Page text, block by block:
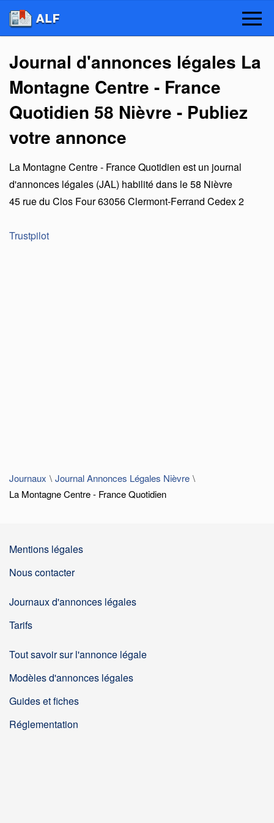
Journal d'annonces légales La
Montagne Centre - France
Quotidien 58 Nièvre - Publiez
votre annonce
La Montagne Centre - France Quotidien est un journal
d'annonces légales (JAL) habilité dans le 58 Nièvre
45 rue du Clos Four63056Clermont-Ferrand Cedex 2
Trustpilot
Journaux
Journal Annonces Légales Nièvre
La Montagne Centre - France Quotidien
Mentions légales
Nous contacter
Journaux d'annonces légales
Tarifs
Tout savoir sur l'annonce légale
Modèles d'annonces légales
Guides et fiches
Réglementation